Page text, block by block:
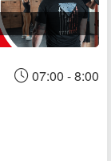
07:00 - 8:00